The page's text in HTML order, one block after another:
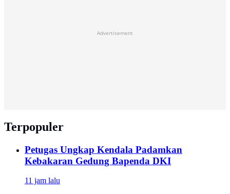
Advertisement
Terpopuler
Petugas Ungkap Kendala Padamkan
Kebakaran Gedung Bapenda DKI
11 jam lalu